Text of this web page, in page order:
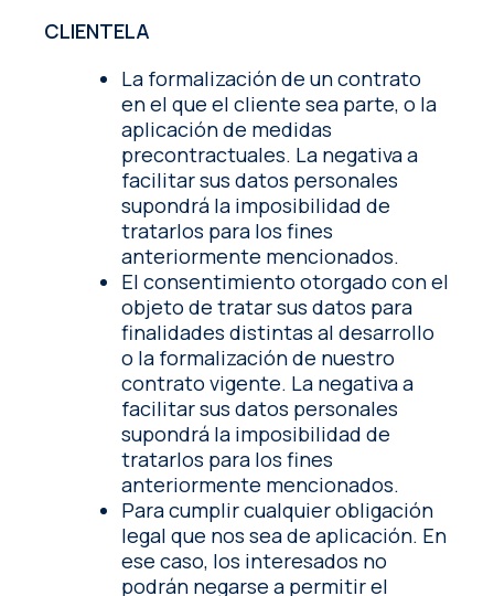
CLIENTELA
La formalización de un contrato
en el que el cliente sea parte, o la
aplicación de medidas
precontractuales. La negativa a
facilitar sus datos personales
supondrá la imposibilidad de
tratarlos para los fines
anteriormente mencionados.
El consentimiento otorgado con el
objeto de tratar sus datos para
finalidades distintas al desarrollo
o la formalización de nuestro
contrato vigente. La negativa a
facilitar sus datos personales
supondrá la imposibilidad de
tratarlos para los fines
anteriormente mencionados.
Para cumplir cualquier obligación
legal que nos sea de aplicación. En
ese caso, los interesados no
podrán negarse a permitir el